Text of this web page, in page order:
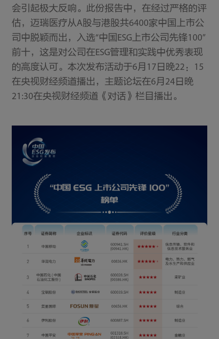
会引起极大反响。此份报告中，在经过严格的评
估，迈瑞医疗从A股与港股共6400家中国上市公
司中脱颖而出，入选“中国ESG上市公司先锋100”
前十，这是对公司在ESG管理和实践中优秀表现
的高度认可。本次发布活动于6月17日晚22：15
在央视财经频道播出，主题论坛在6月24日晚
21:30在央视财经频道《对话》栏目播出。